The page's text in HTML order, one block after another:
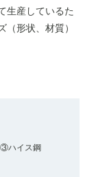
生産しているた
形状、材質）
③ハイス鋼